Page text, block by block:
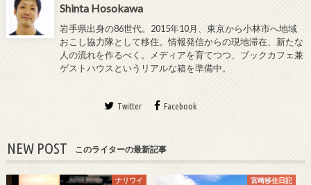
Shinta Hosokawa
岩手県出身の86世代。2015年10月、東京から小林市へ地域
おこし協力隊として移住。情報発信からの現地滞在、新たな
人の流れを作るべく。メディアを育てつつ、ブックカフェ兼
ゲストハウスというリアルな箱を準備中。
Twitter Facebook
NEW POST このライターの最新記事
ナリワイ 宮崎移住日記